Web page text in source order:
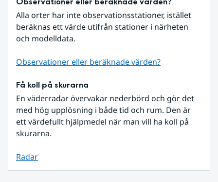
Alla orter har inte observationsstationer, istället
beräknas ett värde utifrån stationer i närheten
och modelldata.
Observationer eller beräknade värden?
Få koll på skurarna
En väderradar övervakar nederbörd och gör det
med hög upplösning i både tid och rum. Den är
ett värdefullt hjälpmedel när man vill ha koll på
skurarna.
Radar